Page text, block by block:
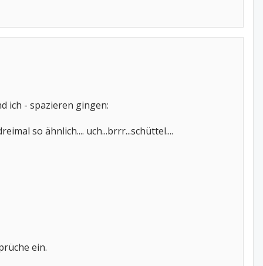
ich - spazieren gingen:
so ähnlich.... uch...brrr...schüttel....
ein.